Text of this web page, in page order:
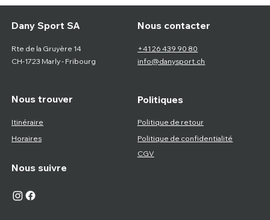
Nous trouver
Itinéraire
Dany Sport SA
Rte de la Gruyère 14
CH-1723 Marly - Fribourg
Nous suivre
Horaires
Politiques
Politique de retour
Nous contacter
+41 26 439 90 80
info@danysport.ch
Politique de confidentialité
CGV